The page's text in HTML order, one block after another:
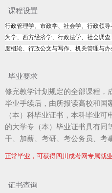
课程设置
行政管理学、市政学、社会学、行政领
为学、西方经济学、行政法学、社会调
度概论、行政公文与写作、机关管理与
毕业要求
修完教学计划规定的全部课程，
毕业手续后，由所报读高校和国
（本）科毕业证书，本科毕业
的大学专（本）毕业证书具有同
干、加薪、考研、考公务员、考
正常毕业，可获得四川成考网专属就业
证书查询